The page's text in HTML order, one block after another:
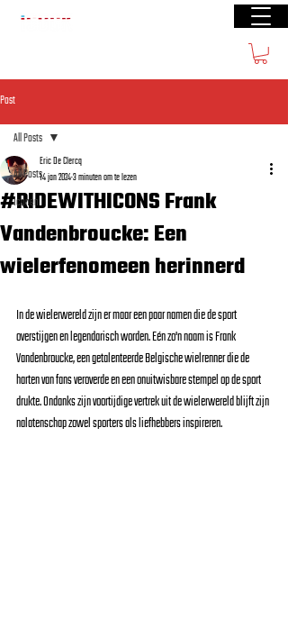
Post
All Posts
Iconen
All Posts
#RIDEWITHICONS Frank
Vandenbroucke: Een
wielerfenomeen herinnerd
Eric De Clercq
14 jan 20243 minuten om te lezen
In de wielerwereld zijn er maar een paar namen die de sport
overstijgen en legendarisch worden. Eén zo'n naam is Frank
Vandenbroucke, een getalenteerde Belgische wielrenner die de
harten van fans veroverde en een onuitwisbare stempel op de sport
drukte. Ondanks zijn voortijdige vertrek uit de wielerwereld blijft zijn
nalatenschap zowel sporters als liefhebbers inspireren.